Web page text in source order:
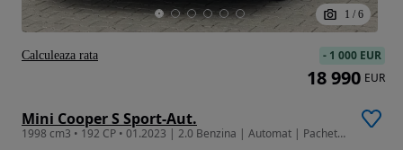
1 / 6
Mini Cooper S Sport-Aut.
1998 cm3 • 192 CP • 01.2023 | 2.0 Benzina | Automat | Pachet Cooper Works | Finantare |
- 1 000 EUR
18 990 EUR
Calculeaza rata